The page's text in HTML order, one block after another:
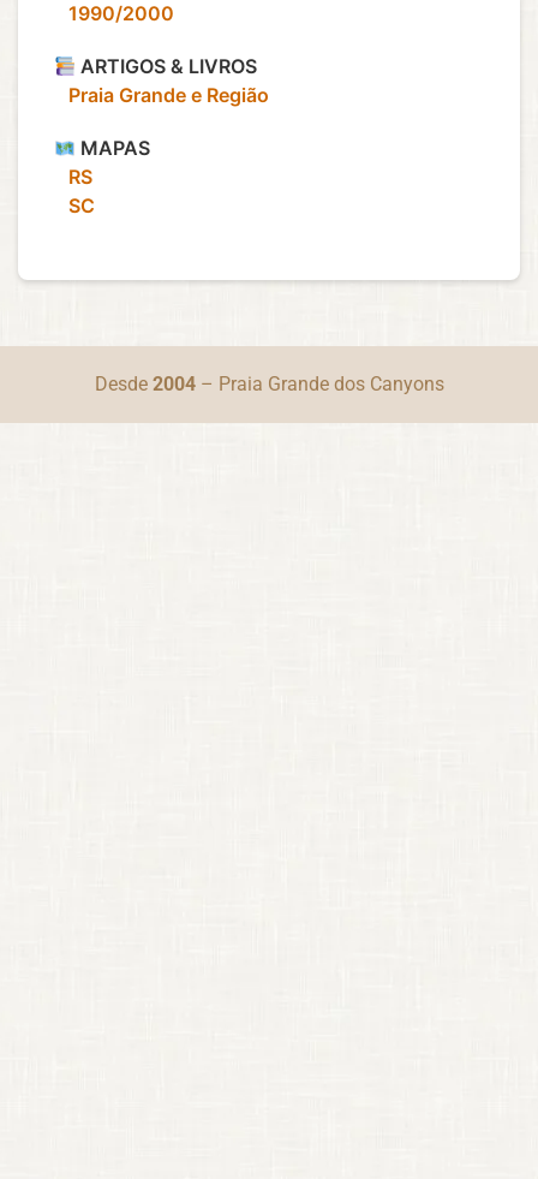
‎ ‎ ‎ 1990/2000
ARTIGOS & LIVROS
‎ ‎ ‎ Praia Grande e Região
MAPAS
‎ ‎ ‎ RS
‎ ‎ ‎ SC
Desde 2004– Praia Grande dos Canyons